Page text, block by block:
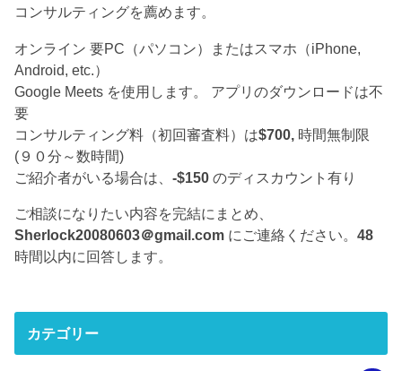
コンサルティングを薦めます。
オンライン 要PC（パソコン）またはスマホ（iPhone,
Android, etc.）
Google Meets を使用します。 アプリのダウンロードは不
要
コンサルティング料（初回審査料）は$700, 時間無制限
(９０分～数時間)
ご紹介者がいる場合は、-$150 のディスカウント有り
ご相談になりたい内容を完結にまとめ、
Sherlock20080603＠gmail.com にご連絡ください。48
時間以内に回答します。
カテゴリー